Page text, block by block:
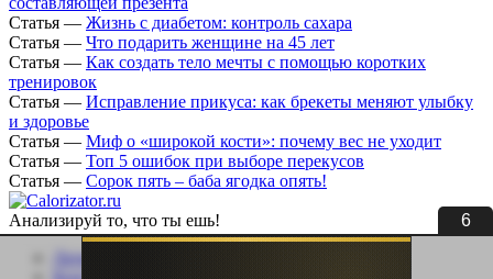
5
Статья — Жизнь с диабетом: контроль сахара
Статья — Что подарить женщине на 45 лет
Статья — Как создать тело мечты с помощью коротких
тренировок
Статья — Исправление прикуса: как брекеты меняют улыбку
и здоровье
Статья — Миф о «широкой кости»: почему вес не уходит
Статья — Топ 5 ошибок при выборе перекусов
Статья — Сорок пять – баба ягодка опять!
Анализируй то, что ты ешь!
Личный кабинет